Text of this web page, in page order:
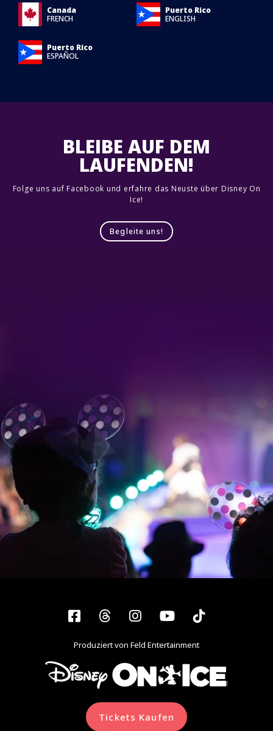
Canada
FRENCH
Puerto Rico
ENGLISH
Puerto Rico
ESPAÑOL
BLEIBE AUF DEM
LAUFENDEN!
Folge uns auf Facebook und erfahre das Neuste über Disney On
Ice!
Begleite uns!
Facebook
ThreadsInstagram
YouTubeTiktok
Produziert von Feld Entertainment
Tickets Kaufen